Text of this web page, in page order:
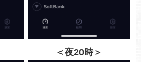
＜夜20時＞